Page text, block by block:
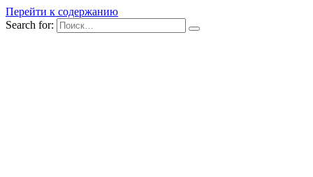
Перейти к содержанию
Search for: